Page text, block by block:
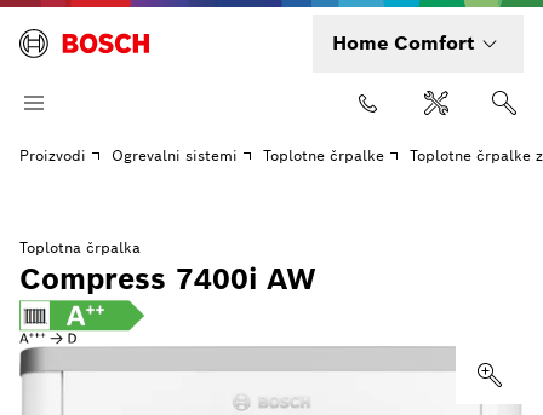
Home Comfort
Proizvodi Ogrevalni sistemi Toplotne črpalke Toplotne črpalke
Toplotna črpalka
Compress 7400i AW